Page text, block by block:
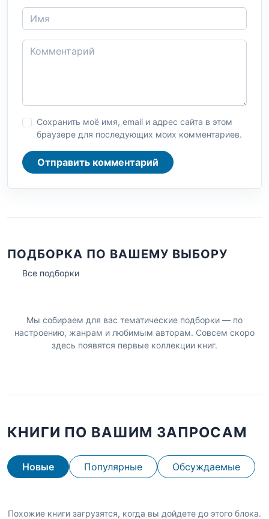
Сохранить моё имя, email и адрес сайта в этом
браузере для последующих моих комментариев.
Отправить комментарий
ПОДБОРКА ПО ВАШЕМУ ВЫБОРУ
Все подборки
Мы собираем для вас тематические подборки — по
настроению, жанрам и любимым авторам. Совсем скоро
здесь появятся первые коллекции книг.
КНИГИ ПО ВАШИМ ЗАПРОСАМ
Новые Популярные Обсуждаемые
Похожие книги загрузятся, когда вы дойдете до этого блока.